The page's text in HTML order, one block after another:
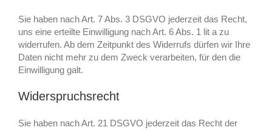
Sie haben nach Art. 7 Abs. 3 DSGVO jederzeit das Recht,
uns eine erteilte Einwilligung nach Art. 6 Abs. 1 lit a zu
widerrufen. Ab dem Zeitpunkt des Widerrufs dürfen wir Ihre
Daten nicht mehr zu dem Zweck verarbeiten, für den die
Einwilligung galt.
Widerspruchsrecht
Sie haben nach Art. 21 DSGVO jederzeit das Recht der